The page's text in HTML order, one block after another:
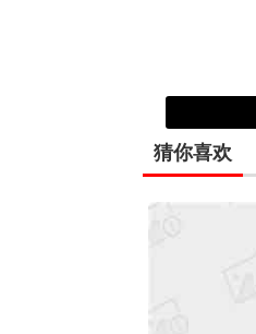
猜你喜欢